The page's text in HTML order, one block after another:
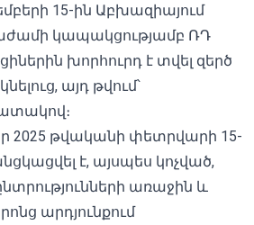
15-ին Աբխազիայում
կապակցությամբ ՌԴ
խորհուրդ է տվել զերծ
այդ թվում՝
2025 թվականի փետրվարի 15-
է, այսպես կոչված,
առաջին և
արդյունքում